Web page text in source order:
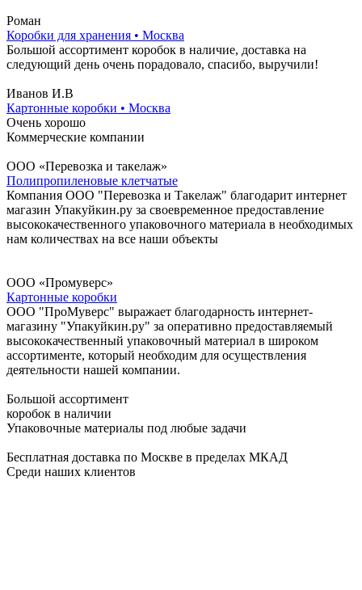
Роман
Коробки для хранения • Москва
Большой ассортимент коробок в наличие, доставка на
следующий день очень порадовало, спасибо, выручили!
Иванов И.В
Картонные коробки • Москва
Очень хорошо
Коммерческие компании
ООО «Перевозка и такелаж»
Полипропиленовые клетчатые
Компания ООО "Перевозка и Такелаж" благодарит интернет
магазин Упакуйкин.ру за своевременное предоставление
высококачественного упаковочного материала в необходимых
нам количествах на все наши объекты
ООО «Промуверс»
Картонные коробки
ООО "ПроМуверс" выражает благодарность интернет-
магазину "Упакуйкин.ру" за оперативно предоставляемый
высококачественный упаковочный материал в широком
ассортименте, который необходим для осуществления
деятельности нашей компании.
Большой ассортимент
коробок в наличии
Упаковочные материалы под любые задачи
Бесплатная доставка по Москве в пределах МКАД
Среди наших клиентов